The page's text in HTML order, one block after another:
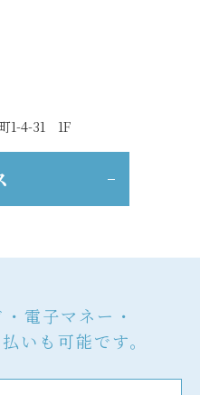
1-4-31 1F
電子マネー・
いも可能です。